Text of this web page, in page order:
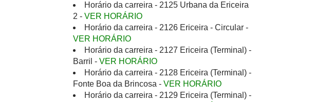
Horário da carreira - 2125 Urbana da Ericeira
2 - VER HORÁRIO
Horário da carreira - 2126 Ericeira - Circular -
VER HORÁRIO
Horário da carreira - 2127 Ericeira (Terminal) -
Barril - VER HORÁRIO
Horário da carreira - 2128 Ericeira (Terminal) -
Fonte Boa da Brincosa - VER HORÁRIO
Horário da carreira - 2129 Ericeira (Terminal) -